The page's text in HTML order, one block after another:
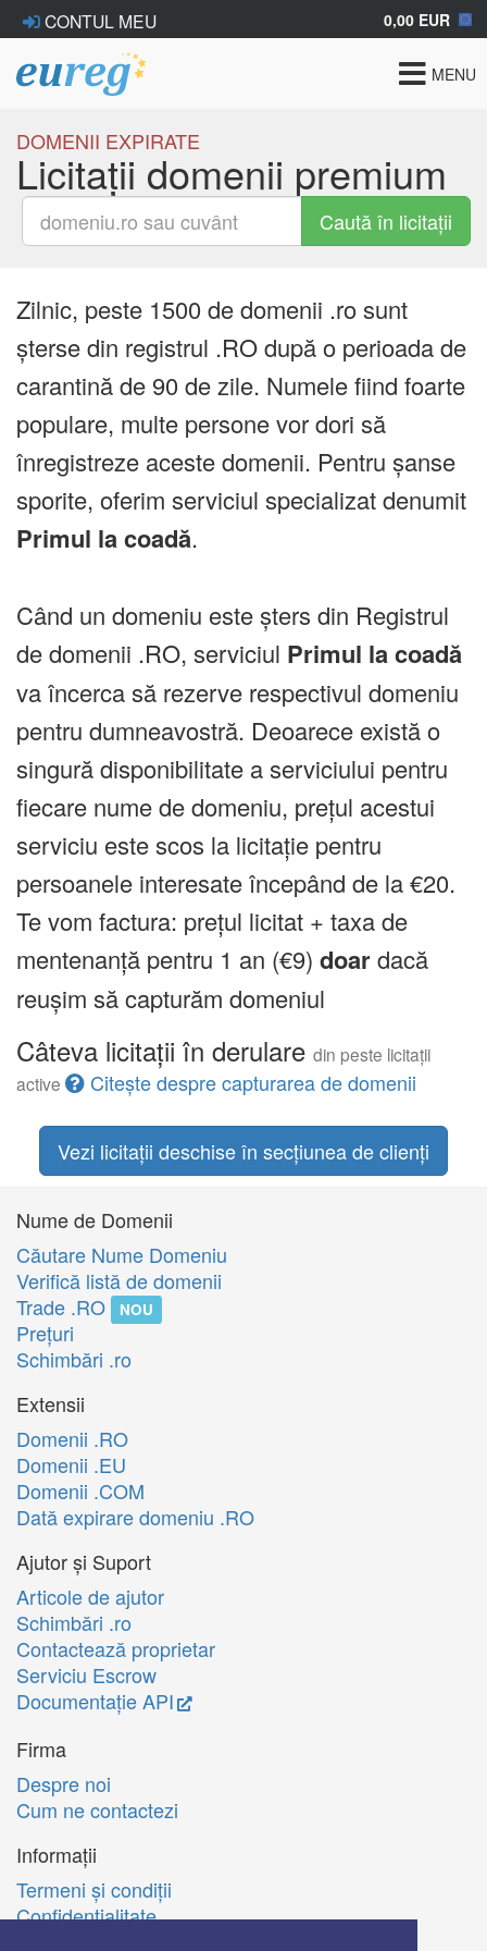
CONTUL MEU 0,00 EUR
Toggle
MENU
DOMENII EXPIRATE
Licitații domenii premium
Caută în licitații
Zilnic, peste 1500 de domenii .ro sunt
șterse din registrul .RO după o perioada de
carantină de 90 de zile. Numele fiind foarte
populare, multe persone vor dori să
înregistreze aceste domenii. Pentru șanse
sporite, oferim serviciul specializat denumit
Primul la coadă.
Când un domeniu este șters din Registrul
de domenii .RO, serviciul Primul la coadă
va încerca să rezerve respectivul domeniu
pentru dumneavostră. Deoarece există o
singură disponibilitate a serviciului pentru
fiecare nume de domeniu, prețul acestui
serviciu este scos la licitație pentru
persoanele interesate începând de la €20.
Te vom factura: prețul licitat + taxa de
mentenanță pentru 1 an (€9) doardacă
reușim să capturăm domeniul
Câteva licitații în derulare din peste licitații
active
Citește despre capturarea de domenii
Vezi licitații deschise în secțiunea de clienți
Nume de Domenii
Căutare Nume Domeniu
Verifică listă de domenii
Trade .RO
NOU
Preţuri
Schimbări .ro
Extensii
Domenii .RO
Domenii .EU
Domenii .COM
Dată expirare domeniu .RO
Ajutor și Suport
Articole de ajutor
Schimbări .ro
Contactează proprietar
Serviciu Escrow
Documentație API
Firma
Despre noi
Cum ne contactezi
Informații
Termeni şi condiţii
Confidenţialitate